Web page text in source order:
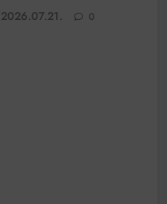
2026.07.21. 0